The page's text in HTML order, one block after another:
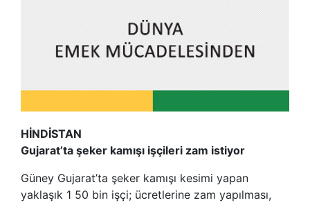
HİNDİSTAN
Gujarat’ta şeker kamışı işçileri zam istiyor
Güney Gujarat’ta şeker kamışı kesimi yapan
yaklaşık 1 50 bin işçi; ücretlerine zam yapılması,